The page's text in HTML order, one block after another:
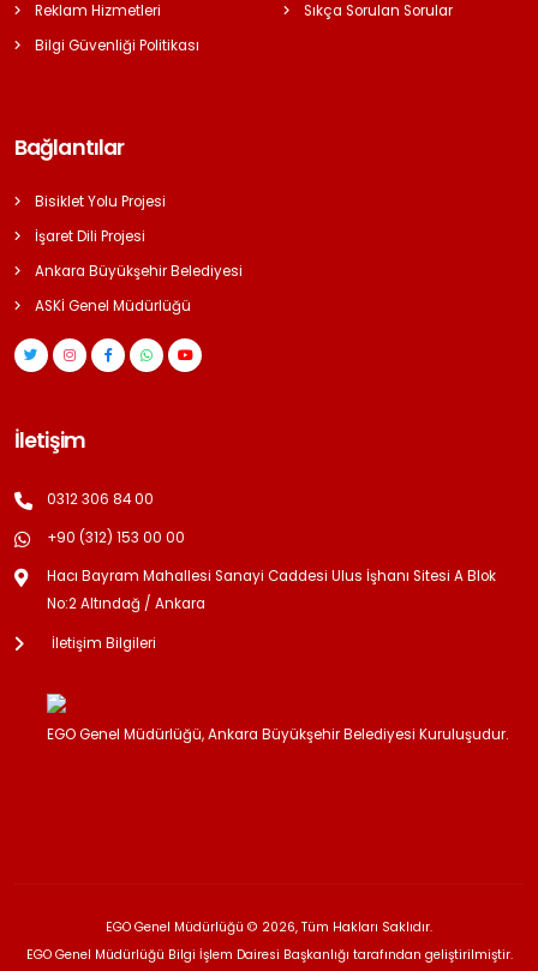
Reklam Hizmetleri
Bilgi Güvenliği Politikası
Sıkça Sorulan Sorular
Bağlantılar
Bisiklet Yolu Projesi
İşaret Dili Projesi
Ankara Büyükşehir Belediyesi
ASKİ Genel Müdürlüğü
İletişim
0312 306 84 00
+90 (312) 153 00 00
Hacı Bayram Mahallesi Sanayi Caddesi Ulus İşhanı Sitesi A Blok
No:2 Altındağ / Ankara
İletişim Bilgileri
EGO Genel Müdürlüğü, Ankara Büyükşehir Belediyesi Kuruluşudur.
EGO Genel Müdürlüğü © 2026, Tüm Hakları Saklıdır.
EGO Genel Müdürlüğü Bilgi İşlem Dairesi Başkanlığı tarafından geliştirilmiştir.